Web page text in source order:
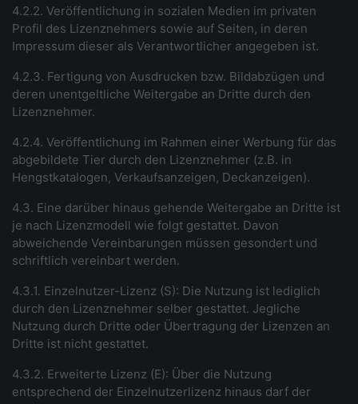
4.2.2. Veröffentlichung in sozialen Medien im privaten
Profil des Lizenznehmers sowie auf Seiten, in deren
Impressum dieser als Verantwortlicher angegeben ist.
4.2.3. Fertigung von Ausdrucken bzw. Bildabzügen und
deren unentgeltliche Weitergabe an Dritte durch den
Lizenznehmer.
4.2.4. Veröffentlichung im Rahmen einer Werbung für das
abgebildete Tier durch den Lizenznehmer (z.B. in
Hengstkatalogen, Verkaufsanzeigen, Deckanzeigen).
4.3. Eine darüber hinaus gehende Weitergabe an Dritte ist
je nach Lizenzmodell wie folgt gestattet. Davon
abweichende Vereinbarungen müssen gesondert und
schriftlich vereinbart werden.
4.3.1. Einzelnutzer-Lizenz (S): Die Nutzung ist lediglich
durch den Lizenznehmer selber gestattet. Jegliche
Nutzung durch Dritte oder Übertragung der Lizenzen an
Dritte ist nicht gestattet.
4.3.2. Erweiterte Lizenz (E): Über die Nutzung
entsprechend der Einzelnutzerlizenz hinaus darf der